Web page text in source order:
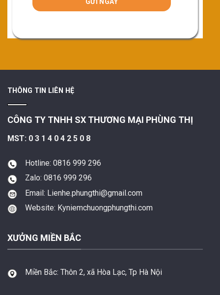
THÔNG TIN LIÊN HỆ
CÔNG TY TNHH SX THƯƠNG MẠI PHÙNG THỊ
MST: 0 3 1 4 0 4 2 5 0 8
Hotline: 0816 999 296
Zalo: 0816 999 296
Email: Lienhe.phungthi@gmail.com
Website: Kyniemchuongphungthi.com
XƯỞNG MIỀN BẮC
Miền Bắc: Thôn 2, xã Hòa Lạc, Tp Hà Nội